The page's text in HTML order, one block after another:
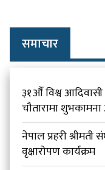
समाचार
३१औँ विश्व
चौतारामा
नेपाल प्रहरी
वृक्षारोपण कार्यक्रम